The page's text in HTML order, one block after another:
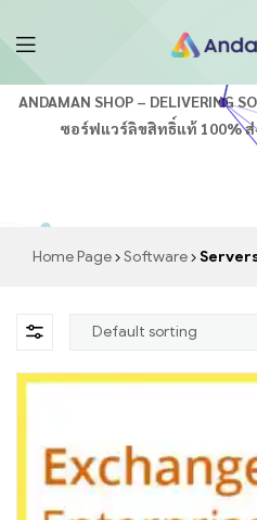
Shop
ร้าน
ANDAMAN SHOP – DELIVERING
ซอร์ฟแวร์ลิขสิทธิ์แท้ 100% ส่
Home Page Software